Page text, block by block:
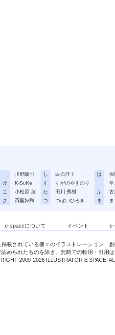
川野隆司
け
K-SuKe
こ
小松原 英
さ
斉藤好和
し
白石佳子
す
すがのやすのり
た
田川 秀樹
つ
つぼいひろき
は
早
ふ
古
ま
e-spaceについて イベント
掲載されている個々のイラストレーション、
認められたものを除き、無断での転用・引用
2009-2026 ILLUSTRATOR E SPACE.